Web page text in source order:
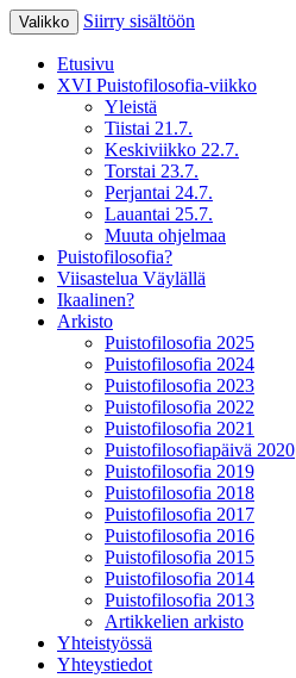
Puistofilosofia
15.-19.7.2025
Valikko Siirry sisältöön
Etusivu
XVI Puistofilosofia-viikko
Yleistä
Tiistai 21.7.
Keskiviikko 22.7.
Torstai 23.7.
Perjantai 24.7.
Lauantai 25.7.
Muuta ohjelmaa
Puistofilosofia?
Viisastelua Väylällä
Ikaalinen?
Arkisto
Puistofilosofia 2025
Puistofilosofia 2024
Puistofilosofia 2023
Puistofilosofia 2022
Puistofilosofia 2021
Puistofilosofiapäivä 2020
Puistofilosofia 2019
Puistofilosofia 2018
Puistofilosofia 2017
Puistofilosofia 2016
Puistofilosofia 2015
Puistofilosofia 2014
Puistofilosofia 2013
Artikkelien arkisto
Yhteistyössä
Yhteystiedot